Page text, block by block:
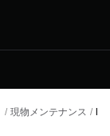
/ 現物メンテナンス /